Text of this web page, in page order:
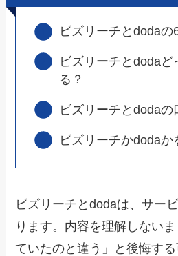
ビズリーチとdodaの
ビズリーチとdodaど
る？
ビズリーチとdodaの
ビズリーチかdodaか
ビズリーチとdodaは、サー
ります。内容を理解しない
ていたのと違う」と後悔する